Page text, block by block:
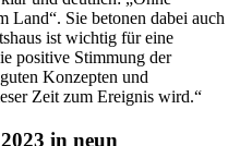
Land“. Sie betonen dabei auch
ist wichtig für eine
positive Stimmung der
Konzepten und
Zeit zum Ereignis wird.“
in neun